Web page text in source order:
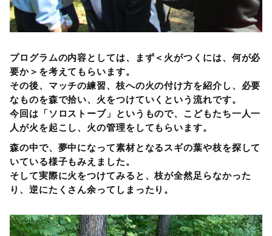
プログラムの内容としては、まず＜火がつくには、何が必
要か＞を考えてもらいます。
その後、マッチの練習、枝への火の付け方を紹介し、必要
なものを森で拾い、火をつけていくという流れです。
今回は「ソロストーブ」というもので、こどもたち一人一
人が火を起こし、火の管理をしてもらいます。
森の中で、夢中になって素材となるスギの葉や枝を探して
いている様子もみえました。
そして実際に火をつけてみると、枝が全然足らなかった
り、逆にたくさん余ってしまったり。